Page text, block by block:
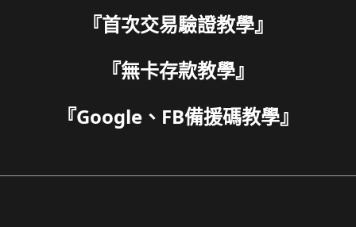
『首次交易驗證教學』
『無卡存款教學』
『Google、FB備援碼教學』